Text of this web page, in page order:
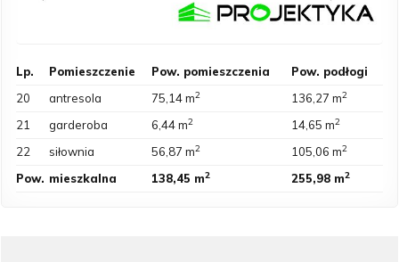
Lp. Pomieszczenie Pow. pomieszczenia
Pow. podłogi
20
antresola 75,14 m2 136,27 m2
21 garderoba 6,44 m2 14,65 m2
22 siłownia 56,87 m2 105,06 m2
Pow. mieszkalna 138,45 m2 255,98 m2